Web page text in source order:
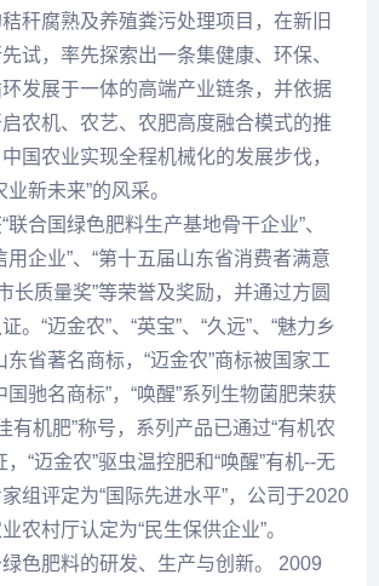
秆腐熟及养殖粪污处理项目，在新旧
试，率先探索出一条集健康、环保、
发展于一体的高端产业链条，并依据
农机、农艺、农肥高度融合模式的推
国农业实现全程机械化的发展步伐，
新未来”的风采。
合国绿色肥料生产基地骨干企业”、
用企业”、“第十五届山东省消费者满意
长质量奖”等荣誉及奖励，并通过方圆
。“迈金农”、“英宝”、“久远”、“魅力乡
东省著名商标，“迈金农”商标被国家工
国驰名商标”，“唤醒”系列生物菌肥荣获
有机肥”称号，系列产品已通过“有机农
，“迈金农”驱虫温控肥和“唤醒”有机--无
组评定为“国际先进水平”，公司于2020
农村厅认定为“民生保供企业”。
色肥料的研发、生产与创新。 2009